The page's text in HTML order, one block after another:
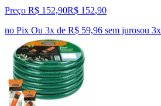
Preço R$ 152,90R$ 152,90
no Pix Ou 3x de R$ 59,96 sem jurosou 3